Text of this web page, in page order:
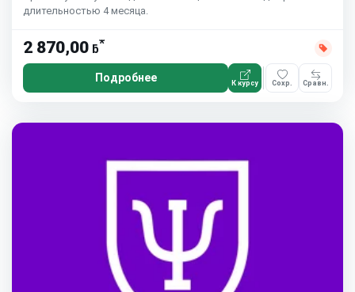
длительностью 4 месяца.
2 870,00 ƃ*
Подробнее К курсу Сохр. Сравн.